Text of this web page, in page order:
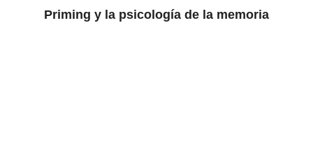
Priming y la psicología de la memoria